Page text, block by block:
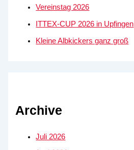
Vereinstag 2026
ITTEX-CUP 2026 in Upfingen
Kleine Albkickers ganz groß
Archive
Juli 2026